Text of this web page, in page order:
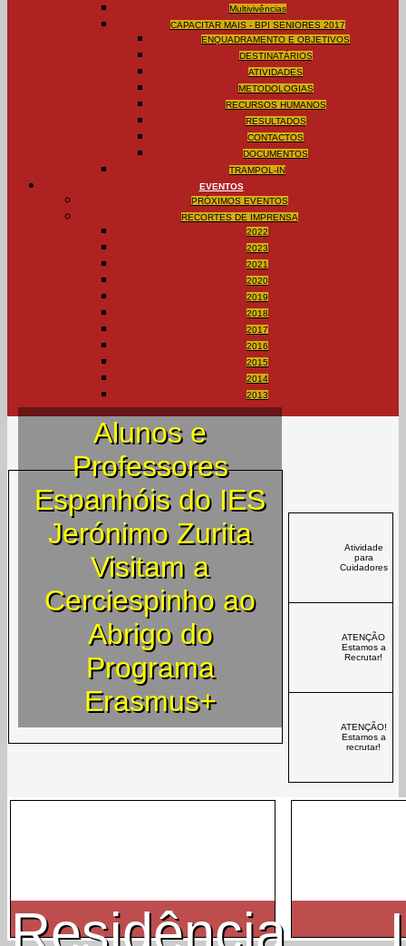
Multivivências
CAPACITAR MAIS - BPI SENIORES 2017
ENQUADRAMENTO E OBJETIVOS
DESTINATÁRIOS
ATIVIDADES
METODOLOGIAS
RECURSOS HUMANOS
RESULTADOS
CONTACTOS
DOCUMENTOS
TRAMPOL-IN
EVENTOS
PRÓXIMOS EVENTOS
RECORTES DE IMPRENSA
2022
2023
2021
2020
2019
2018
2017
2016
2015
2014
2013
Alunos e
Professores
Espanhóis do IES
Jerónimo Zurita
Visitam a
Cerciespinho ao
Abrigo do
Programa
Erasmus+
Atividade
para
Cuidadores
ATENÇÃO
Estamos a
Recrutar!
ATENÇÃO!
Estamos a
recrutar!
Residência